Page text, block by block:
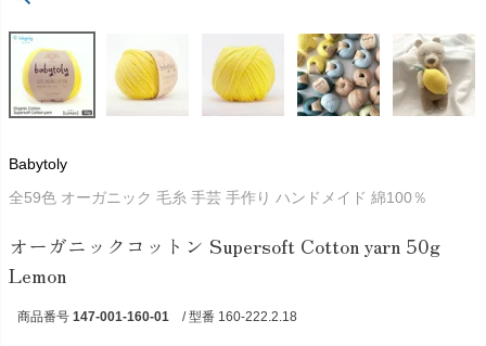
Babytoly
全59色 オーガニック 毛糸 手芸 手作り ハンドメイド 綿100％
オーガニックコットン Supersoft Cotton yarn 50g
Lemon
商品番号 147-001-160-01 / 型番 160-222.2.18